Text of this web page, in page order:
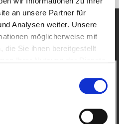
an unsere Partner für
Analysen weiter. Unsere
möglicherweise mit
die Sie ihnen bereitgestellt
effizient